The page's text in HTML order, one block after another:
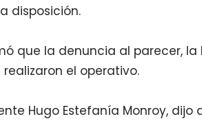
disposición.
que la denuncia al parecer, la
el operativo.
Hugo Estefanía Monroy,